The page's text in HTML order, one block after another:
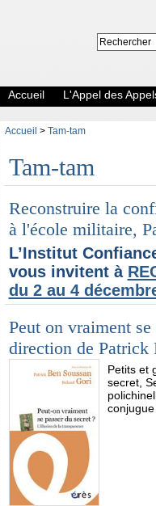
Accueil L'Appel des
Accueil > Tam-tam
Tam-tam
Reconstruire la
à l'école militaire,
L’Institut
vous invitent à
du 2 au 4
Peut on vraiment
direction de Patrick
Petits et
secret,